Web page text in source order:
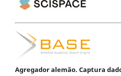
Agregador alemão. Captura